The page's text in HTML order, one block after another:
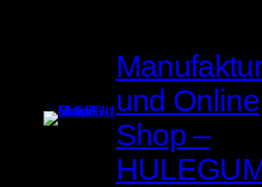
Manufaktur
und Online
Shop –